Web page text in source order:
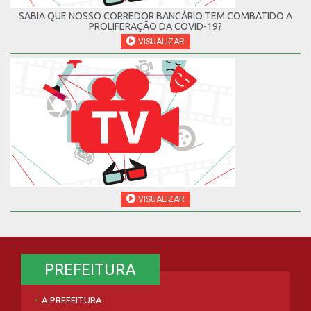
SABIA QUE NOSSO CORREDOR BANCÁRIO TEM COMBATIDO A
PROLIFERAÇÃO DA COVID-19?
VISUALIZAR
VISUALIZAR
PREFEITURA
A PREFEITURA